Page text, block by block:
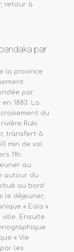
retour à
par
la province
par
1883. La
du
Ruki.
transfert à
min de vol.
11h.
au
autour du
au bord
le déjeuner,
« Eala »
Ensuite
« Vie
les